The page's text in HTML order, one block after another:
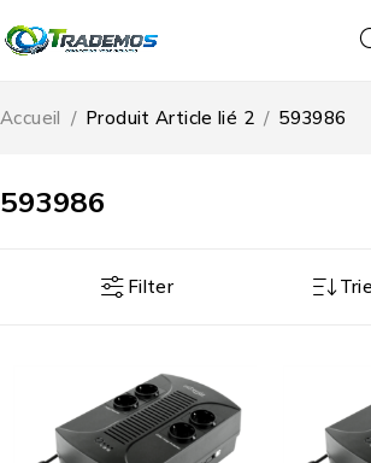
593986
Accueil / Produit Article lié 2 / 593986
Filter